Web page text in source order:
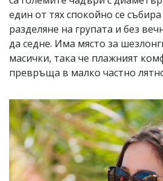
един от тях спокойно се
разделяне на групата и без
да седне. Има място за
масички, така че плажният
превръща в малко частно